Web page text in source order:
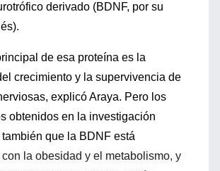
derivado (BDNF, por su
de esa proteína es la
crecimiento y la supervivencia de
explicó Araya. Pero los
obtenidos en la investigación
que la BDNF está
la obesidad y el metabolismo, y